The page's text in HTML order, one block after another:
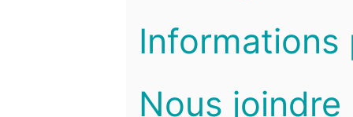
Informations
Nous joindre